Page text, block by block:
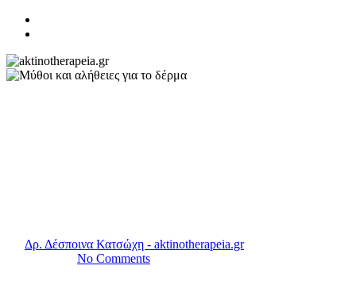
Δρ. Δέσποινα Κατσώχη - aktinotherapeia.gr6 Ιουνίου, 2023
No Comments